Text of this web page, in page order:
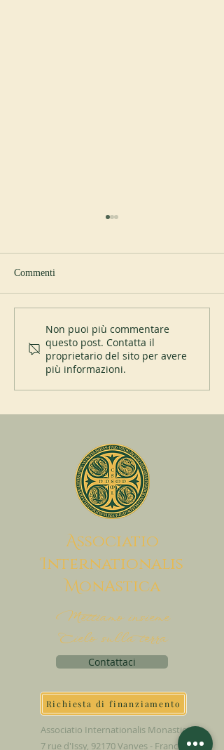
Commenti
Non puoi più commentare
questo post. Contatta il
proprietario del sito per avere
più informazioni.
Associatio
Internationalis
MonAstica
Mettiamo insieme
Cielo sulla terra
Contattaci
Richiesta di finanziamento
Associatio Internationalis Monastica
7 rue d'Issy, 92170 Vanves - Francia